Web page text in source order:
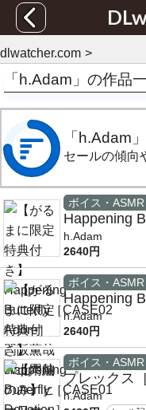
dlwatcher.com
「h.Adam」の作品
「h.Adam
セールの傾向
ボイス・ASMR
Happening
薫哉 cv土門熱
h.Adam
2640円
ボイス・ASMR
Happening
野芳樹 cvテ
h.Adam
2640円
ボイス・ASMR
プレックス
久喜大
h.Adam